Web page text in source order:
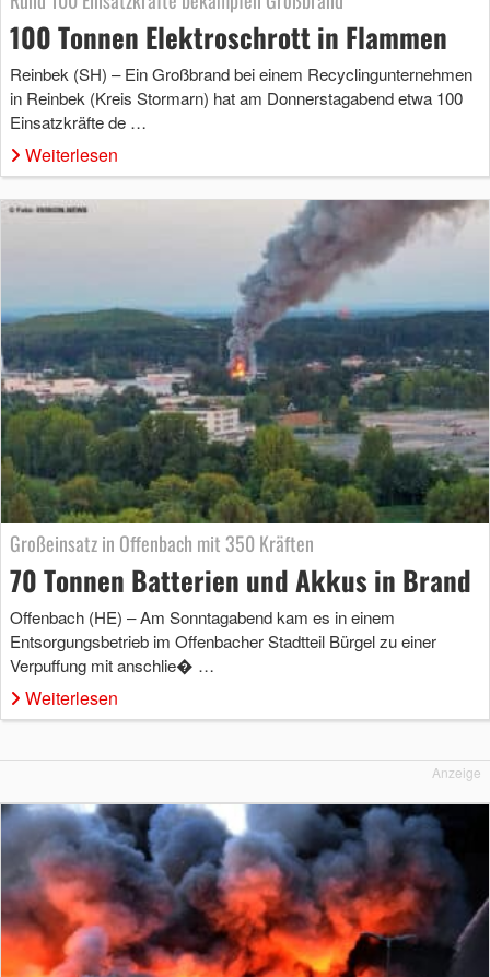
100 Tonnen Elektroschrott in Flammen
Reinbek (SH) – Ein Großbrand bei einem Recyclingunternehmen
in Reinbek (Kreis Stormarn) hat am Donnerstagabend etwa 100
Einsatzkräfte de …
Weiterlesen
Großeinsatz in Offenbach mit 350 Kräften
70 Tonnen Batterien und Akkus in Brand
Offenbach (HE) – Am Sonntagabend kam es in einem
Entsorgungsbetrieb im Offenbacher Stadtteil Bürgel zu einer
Verpuffung mit anschlie� …
Weiterlesen
Anzeige